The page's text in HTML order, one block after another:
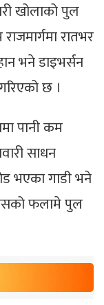
खोलाको पुल
रातभर
भने डाइभर्सन
छ ।
पानी कम
साधन
भएका गाडी भने
फलामे पुल